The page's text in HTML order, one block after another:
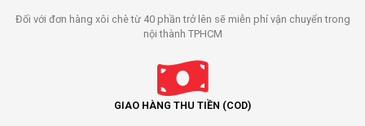
Đối với đơn hàng xôi chè từ 40 phần trở lên sẽ miễn phí vận chuyển trong
nội thành TPHCM
GIAO HÀNG THU TIỀN (COD)